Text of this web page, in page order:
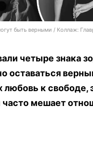
быть верными / Коллаж:
четыре знака
оставаться
любовь к свободе,
мешает